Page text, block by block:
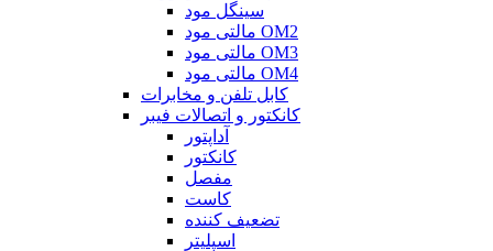
سینگل مود
مالتی مود OM2
مالتی مود OM3
مالتی مود OM4
کابل تلفن و مخابرات
کانکتور و اتصالات فیبر
آداپتور
کانکتور
مفصل
کاست
تضعیف کننده
اسپلیتر